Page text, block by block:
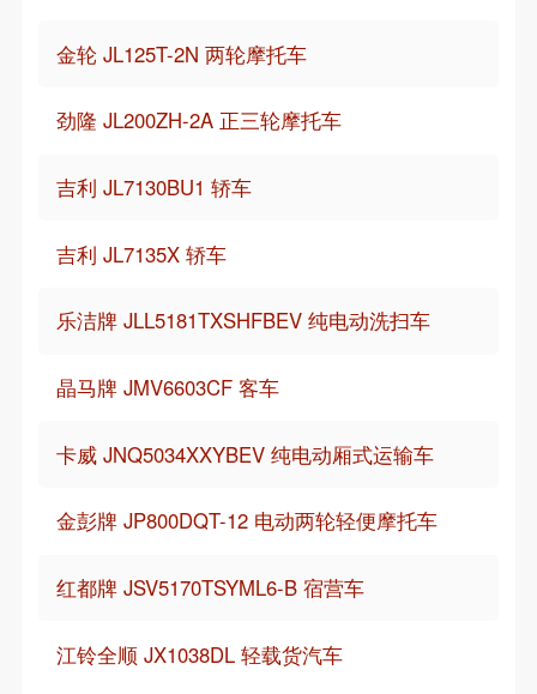
金轮 JL125T-2N 两轮摩托车
劲隆 JL200ZH-2A 正三轮摩托车
吉利 JL7130BU1 轿车
吉利 JL7135X 轿车
乐洁牌 JLL5181TXSHFBEV 纯电动洗扫车
晶马牌 JMV6603CF 客车
卡威 JNQ5034XXYBEV 纯电动厢式运输车
金彭牌 JP800DQT-12 电动两轮轻便摩托车
红都牌 JSV5170TSYML6-B 宿营车
江铃全顺 JX1038DL 轻载货汽车